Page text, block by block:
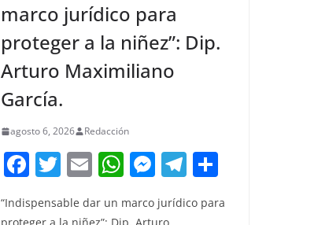
marco jurídico para
proteger a la niñez”: Dip.
Arturo Maximiliano
García.
agosto 6, 2026 Redacción
F
c
T
w
itt
E
ai
W
at
M
e
ss
T
e m
“Indispensable dar un marco jurídico para